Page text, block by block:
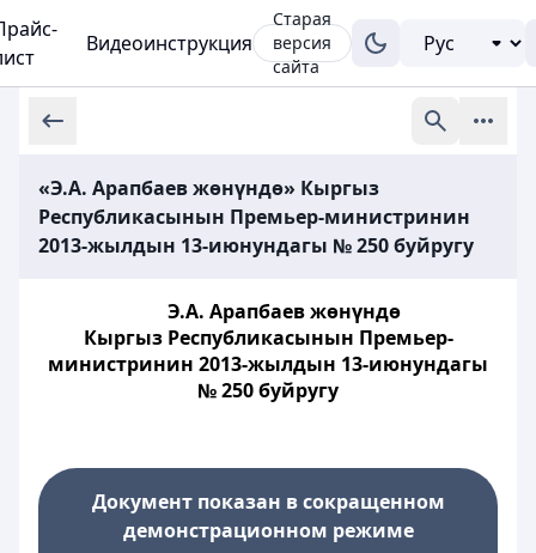
Видеоинструкция
Старая
версия
сайта
«Э.А. Арапбаев жөнүндө» Кыргыз
Республикасынын Премьер-министринин
2013-жылдын 13-июнундагы № 250 буйругу
Э.А. Арапбаев жөнүндө
Кыргыз Республикасынын Премьер-
министринин 2013-жылдын 13-июнундагы
№ 250 буйругу
Документ показан в сокращенном
демонстрационном режиме